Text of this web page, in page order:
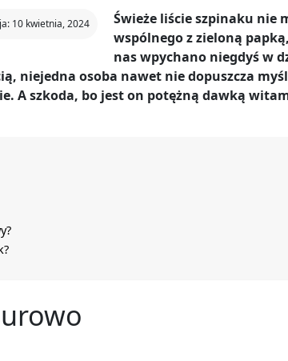
10 kwietnia, 2024
Świeże liście szpinaku nie
wspólnego z zieloną
nas wpychano niegdyś w
niejedna osoba nawet nie dopuszcza
A szkoda, bo jest on potężną dawką